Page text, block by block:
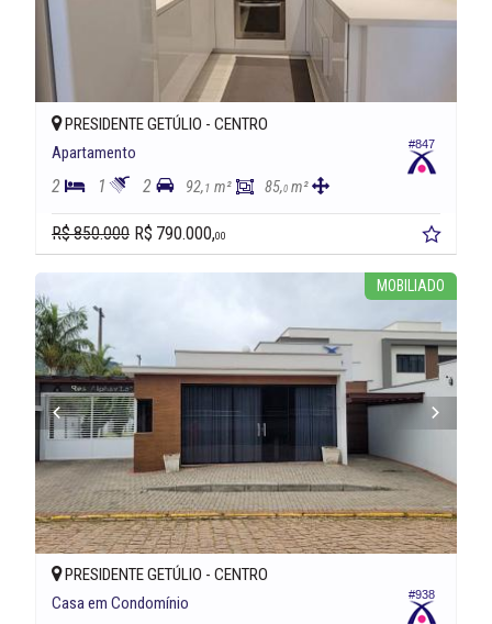
#847
PRESIDENTE GETÚLIO - CENTRO
Apartamento
2 1 2 92,1 m² 85,0 m²
R$ 850.000 R$ 790.000,00
MOBILIADO
#938
PRESIDENTE GETÚLIO - CENTRO
Casa em Condomínio